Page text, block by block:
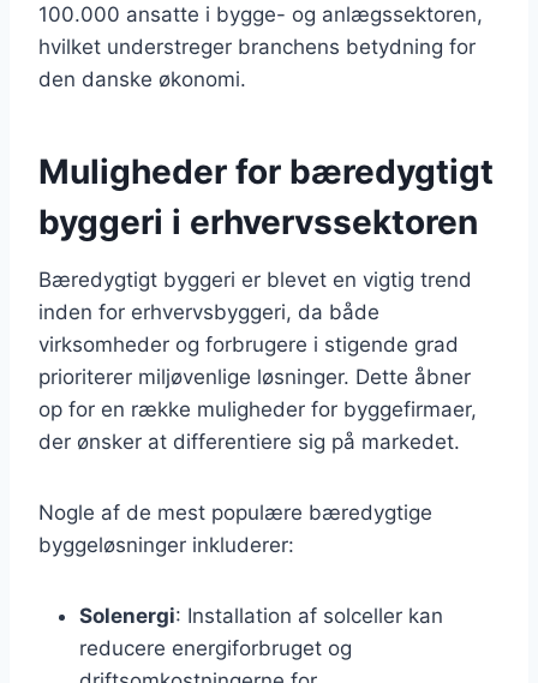
100.000 ansatte i bygge- og anlægssektoren,
hvilket understreger branchens betydning for
den danske økonomi.
Muligheder for bæredygtigt
byggeri i erhvervssektoren
Bæredygtigt byggeri er blevet en vigtig trend
inden for erhvervsbyggeri, da både
virksomheder og forbrugere i stigende grad
prioriterer miljøvenlige løsninger. Dette åbner
op for en række muligheder for byggefirmaer,
der ønsker at differentiere sig på markedet.
Nogle af de mest populære bæredygtige
byggeløsninger inkluderer:
Solenergi: Installation af solceller kan
reducere energiforbruget og